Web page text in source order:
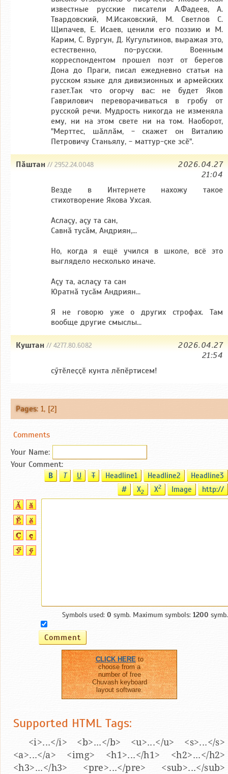
известные русские писатели А.Фадеев, А.
Твардовский, М.Исаковский, М. Светлов С.
Щипачев, Е. Исаев, ценили его поэзию и М.
Карим, С. Вургун, Д. Кугультинов, выражая это,
естественно, по-русски. Военным
корреспондентом прошел поэт от берегов
Дона до Праги, писал ежедневно статьи на
русском языке для дивизионных и армейских
газет.Так что огорчу вас: не будет Яков
Гаврилович переворачиваться в гробу от
русской речи. Мудрость никогда не изменяла
ему, ни на этом свете ни на том. Наоборот,
"Мерттес, шӑллӑм, - скажет он Виталию
Петровичу Станьялу, - маттур-ҫке эсӗ".
Пăштан// 2952.24.0048
2026.04.27
21:04
Bезде в Интернете нахожу такое
стихотворение Якова Ухсая.
Аслаçу, аçу та сан,
Савнă тусăм, Андриян,...
Но, когда я ещё учился в школе, всё это
выглядело несколько иначе.
Аçу та, аслаçу та сан
Юратнă тусăм Андриян...
Я не говорю уже о других строфах. Там
вообще другие смыслы...
Куштан// 4277.80.6082
2026.04.27
21:54
сӳтӗлеҫҫӗ кунта лӗпӗртисем!
Pages: 1, [2]
Comments
Your Name:
Your Comment:
B T U T Headline1 Headline2
Headline3
#
X2 X2 Image http://
Symbols used: 0 symb. Maximum symbols: 1200 symb.
CLICK HEREto
choose from a
number of free
Chuvash keyboard
layout software.
Supported HTML Tags:
<i>...</i> <b>...</b> <u>...</u> <s>...</s>
<a>...</a> <img> <h1>...</h1> <h2>...</h2>
<h3>...</h3> <pre>...</pre> <sub>...</sub>